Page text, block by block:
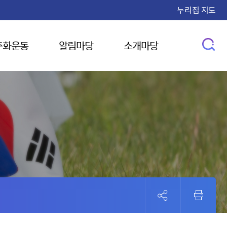
누리집 지도
운동 알림마당 소개마당